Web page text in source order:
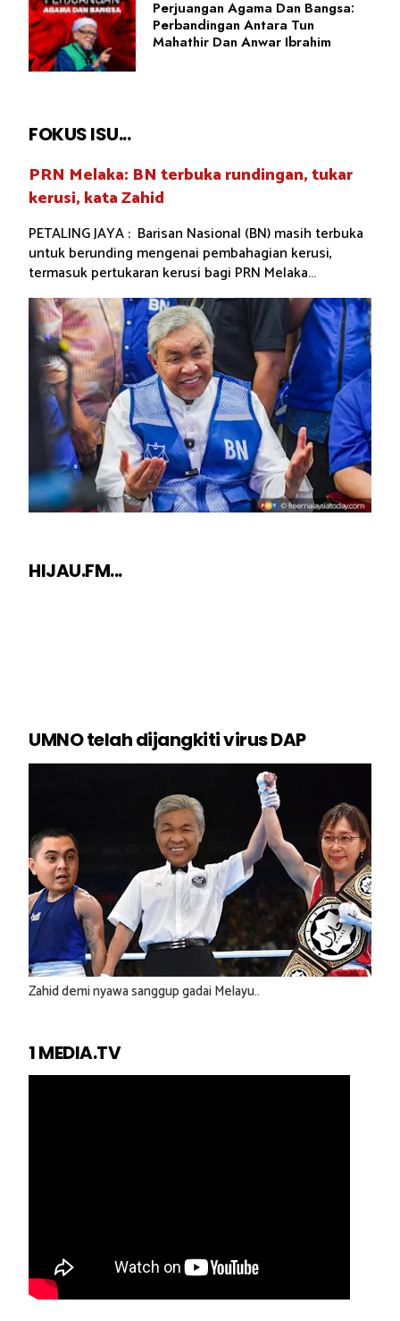
Perjuangan Agama Dan Bangsa:
Perbandingan Antara Tun
Mahathir Dan Anwar Ibrahim
FOKUS ISU...
PRN Melaka: BN terbuka rundingan, tukar
kerusi, kata Zahid
PETALING JAYA : Barisan Nasional (BN) masih terbuka
untuk berunding mengenai pembahagian kerusi,
termasuk pertukaran kerusi bagi PRN Melaka...
HIJAU.FM...
UMNO telah dijangkiti virus DAP
Zahid demi nyawa sanggup gadai Melayu..
1 MEDIA.TV